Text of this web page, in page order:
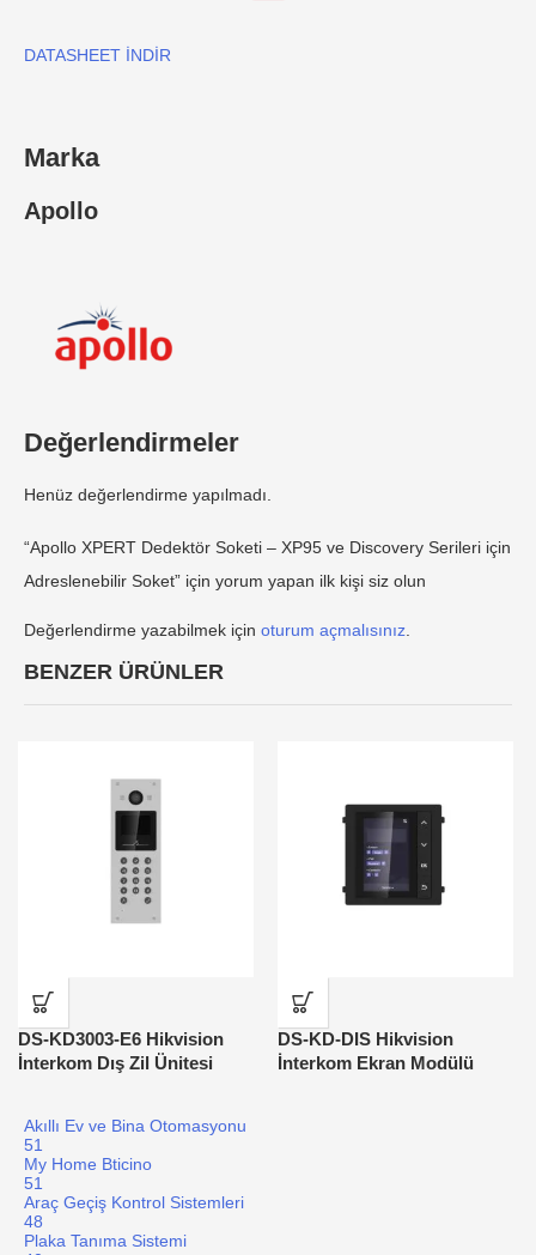
DATASHEET İNDİR
Marka
Apollo
Değerlendirmeler
Henüz değerlendirme yapılmadı.
“Apollo XPERT Dedektör Soketi – XP95 ve Discovery Serileri için
Adreslenebilir Soket” için yorum yapan ilk kişi siz olun
Değerlendirme yazabilmek için oturum açmalısınız
BENZER ÜRÜNLER
DS-KD3003-E6 Hikvision
İnterkom Dış Zil Ünitesi
DS-KD-DIS Hikvision
İnterkom Ekran Modülü
Akıllı Ev ve Bina Otomasyonu
51
My Home Bticino
51
Araç Geçiş Kontrol Sistemleri
48
Plaka Tanıma Sistemi